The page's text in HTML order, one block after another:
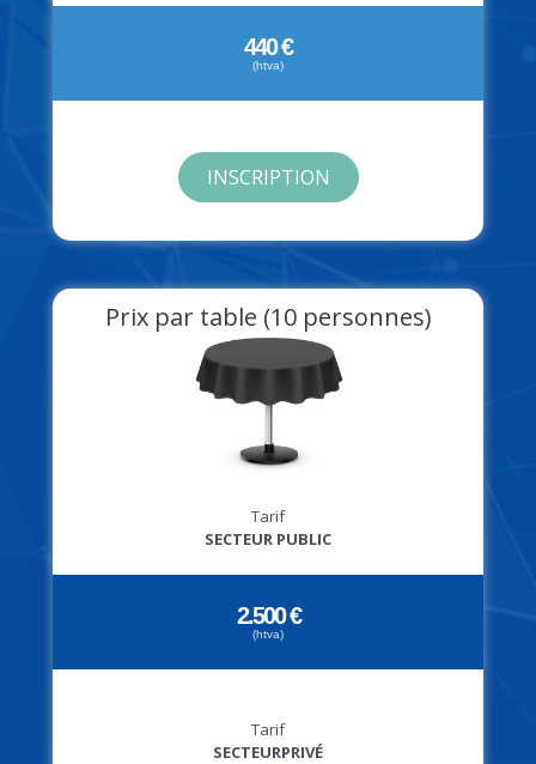
440 €
(htva)
INSCRIPTION
Prix par table (10 personnes)
Tarif
SECTEUR PUBLIC
2.500 €
(htva)
Tarif
SECTEURPRIVÉ